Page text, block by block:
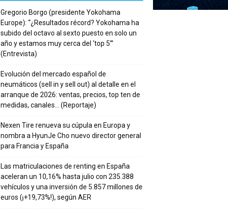
Gregorio Borgo (presidente Yokohama
Europe): “¿Resultados récord? Yokohama ha
subido del octavo al sexto puesto en solo un
año y estamos muy cerca del ‘top 5’”
(Entrevista)
Evolución del mercado español de
neumáticos (sell in y sell out) al detalle en el
arranque de 2026: ventas, precios, top ten de
medidas, canales… (Reportaje)
Nexen Tire renueva su cúpula en Europa y
nombra a HyunJe Cho nuevo director general
para Francia y España
Las matriculaciones de renting en España
aceleran un 10,16% hasta julio con 235.388
vehículos y una inversión de 5.857 millones de
euros (¡+19,73%!), según AER